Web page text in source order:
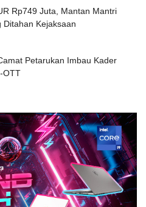
Rp749 Juta, Mantan Mantri
Ditahan Kejaksaan
Petarukan Imbau Kader
OTT